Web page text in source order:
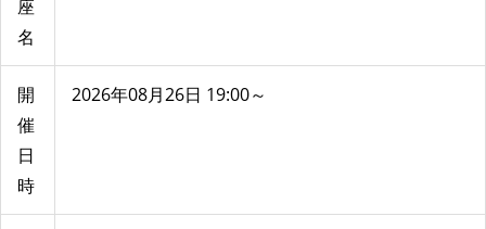
座
名
開
催
日
時
2026年08月26日 19:00～